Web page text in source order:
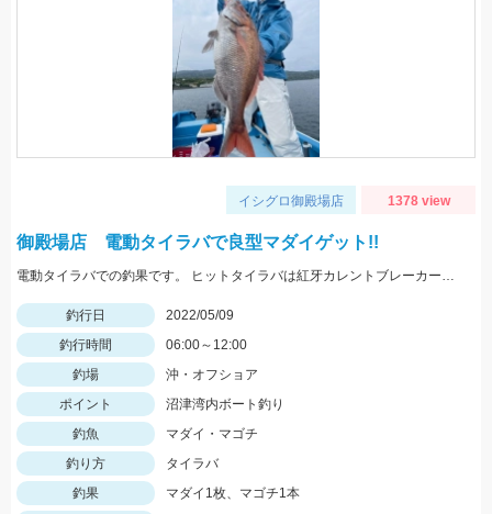
イシグロ御殿場店 1378 view
御殿場店 電動タイラバで良型マダイゲット!!
電動タイラバでの釣果です。 ヒットタイラバは紅牙カレントブレーカートリニティα100ｇギャルピンク＋フィッシュアローリングフラッシャー２’ピンクブルーラメ。
釣行日
2022/05/09
釣行時間
06:00～12:00
釣場
沖・オフショア
ポイント
沼津湾内ボート釣り
釣魚
マダイ・マゴチ
釣り方
タイラバ
釣果
マダイ1枚、マゴチ1本